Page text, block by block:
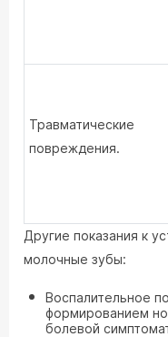
Травматические
повреждения.
Другие показания к
молочные зубы:
Воспалительное
формированием
болевой